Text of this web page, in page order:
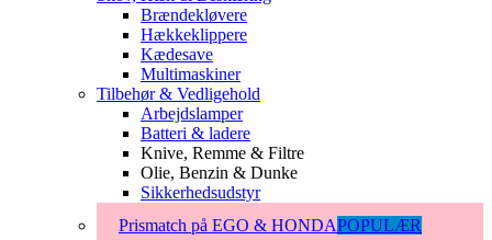
Brændekløvere
Hækkeklippere
Kædesave
Multimaskiner
Tilbehør & Vedligehold
Arbejdslamper
Batteri & ladere
Knive, Remme & Filtre
Olie, Benzin & Dunke
Sikkerhedsudstyr
Prismatch på EGO & HONDAPOPULÆR